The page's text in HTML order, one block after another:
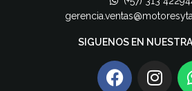
SIGUENOS EN